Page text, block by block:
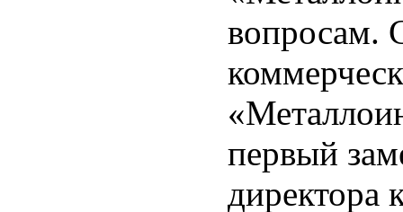
вопросам.
первый
директора